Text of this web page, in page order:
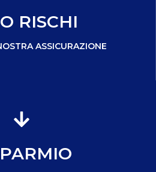
RISCHI
ASSICURAZIONE